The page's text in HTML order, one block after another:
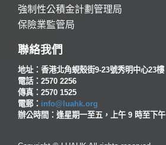
強制性公積金計劃管理局
保險業監管局
聯絡我們
地址：香港北角蜆殼街9-23號秀明中心23
電話：2570 2256
傳真：2570 1525
電郵： info@luahk.org
辦公時間：逢星期一至五，上午 9 時至下